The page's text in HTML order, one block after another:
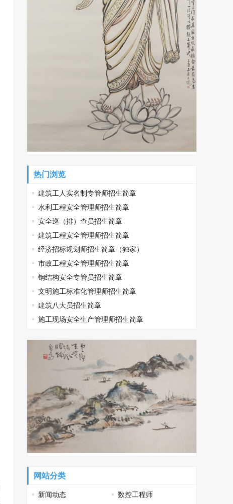
热门浏览
建筑工人实名制专管师招生简章
水利工程安全管理师招生简章
安全巡（排）查员招生简章
建筑工程安全管理师招生简章
经济招标规划师招生简章（独家）
市政工程安全管理师招生简章
钢结构安全专管员招生简章
文明施工标准化管理师招生简章
建筑八大员招生简章
施工现场安全生产管理师招生简章
网站分类
新闻动态
数控工程师